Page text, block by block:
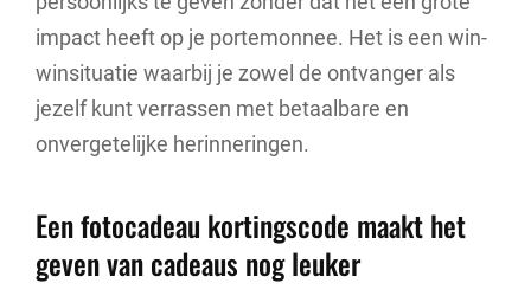
impact heeft op je portemonnee. Het is een win-
winsituatie waarbij je zowel de ontvanger als
jezelf kunt verrassen met betaalbare en
onvergetelijke herinneringen.
Een fotocadeau kortingscode maakt het
geven van cadeaus nog leuker